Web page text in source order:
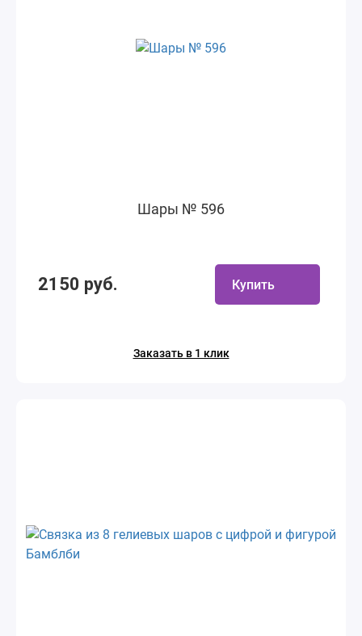
Шары № 596
2150 руб. Купить
Заказать в 1 клик